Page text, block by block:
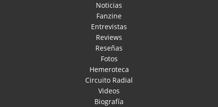
Noticias
Fanzine
Entrevistas
Reviews
Reseñas
Fotos
Hemeroteca
Circuito Radial
Videos
Biografía